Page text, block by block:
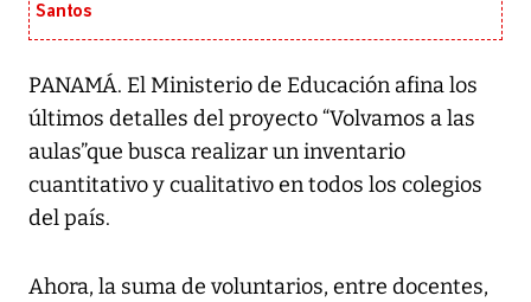
Santos
PANAMÁ. El Ministerio de Educación afina los
últimos detalles del proyecto “Volvamos a las
aulas”que busca realizar un inventario
cuantitativo y cualitativo en todos los colegios
del país.
Ahora, la suma de voluntarios, entre docentes,